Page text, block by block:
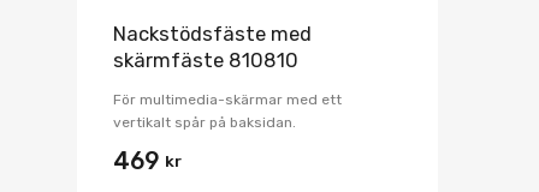
Nackstödsfäste med
skärmfäste 810810
För multimedia-skärmar med ett
vertikalt spår på baksidan.
469 kr